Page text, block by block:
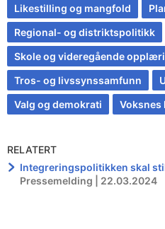
Likestilling og mangfold
Regional- og distriktspolitikk
Skole og videregående
Tros- og livssynssamfunn
Valg og demokrati
RELATERT
Integreringspolitikken skal
Pressemelding | 22.03.2024